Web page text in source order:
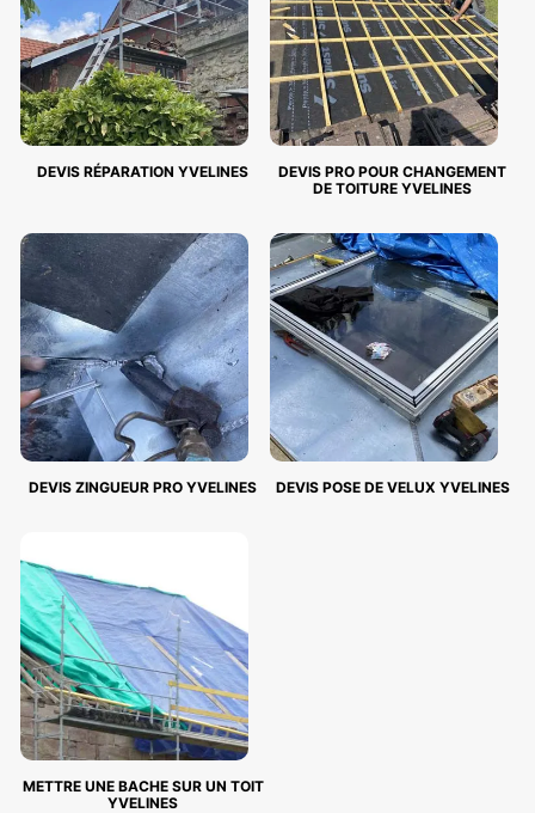
DEVIS RÉPARATION YVELINES
DEVIS PRO POUR CHANGEMENT
DE TOITURE YVELINES
DEVIS ZINGUEUR PRO YVELINES DEVIS POSE DE VELUX YVELINES
METTRE UNE BACHE SUR UN TOIT
YVELINES